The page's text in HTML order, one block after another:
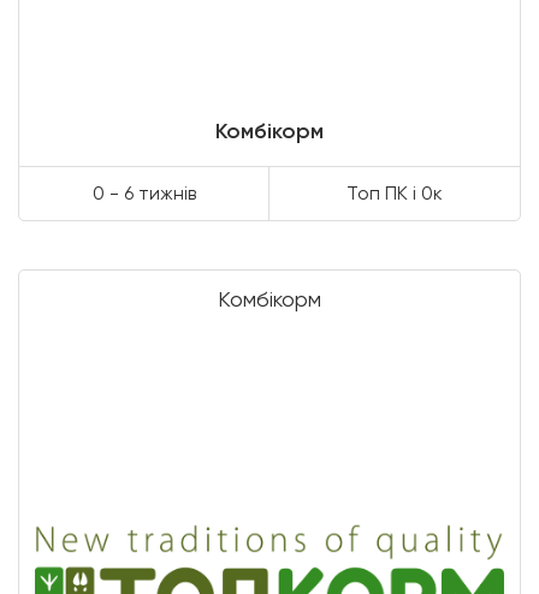
Комбікорм
0 - 6 тижнів Топ ПК і 0к
Комбікорм